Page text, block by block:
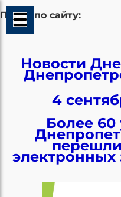
Поиск по сайту:
Новости
4
Более
электронных